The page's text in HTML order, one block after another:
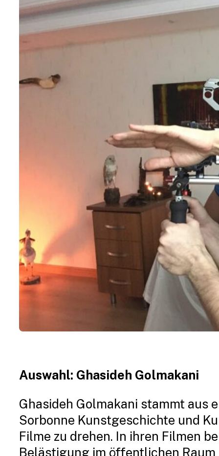
Auswahl: Ghasideh Golmakani
Ghasideh Golmakani stammt aus
Sorbonne Kunstgeschichte und
Filme zu drehen. In ihren Filmen
Belästigung im öffentlichen